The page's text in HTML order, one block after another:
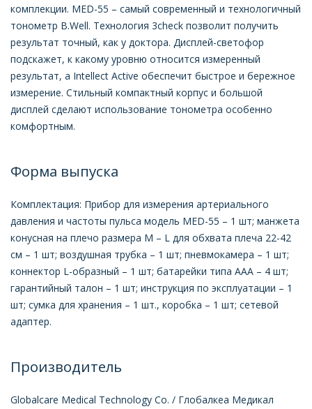
комплекции. MED-55 – самый современный и технологичный
тонометр B.Well. Технология 3check позволит получить
результат точный, как у доктора. Дисплей-светофор
подскажет, к какому уровню относится измеренный
результат, а Intellect Active обеспечит быстрое и бережное
измерение. Стильный компактный корпус и большой
дисплей сделают использование тонометра особенно
комфортным.
Форма выпуска
Комплектация: Прибор для измерения артериального
давления и частоты пульса модель MED-55 – 1 шт; манжета
конусная на плечо размера М – L для обхвата плеча 22-42
см – 1 шт; воздушная трубка – 1 шт; пневмокамера – 1 шт;
коннектор L-образный – 1 шт; батарейки типа ААА – 4 шт;
гарантийный талон – 1 шт; инструкция по эксплуатации – 1
шт; сумка для хранения – 1 шт., коробка – 1 шт; сетевой
адаптер.
Производитель
Globalcare Medical Technology Co. / Глобалкеа Медикал